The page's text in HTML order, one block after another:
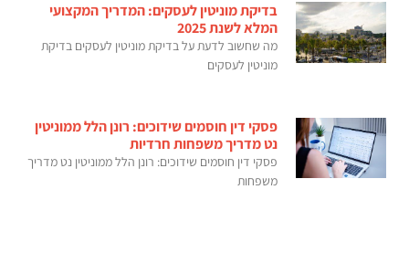
בדיקת מוניטין לעסקים: המדריך המקצועי
המלא לשנת 2025
מה שחשוב לדעת על בדיקת מוניטין לעסקים בדיקת
מוניטין לעסקים
פסקי דין חוסמים שידוכים: רונן הלל ממוניטין
נט מדריך משפחות חרדיות
פסקי דין חוסמים שידוכים: רונן הלל ממוניטין נט מדריך
משפחות